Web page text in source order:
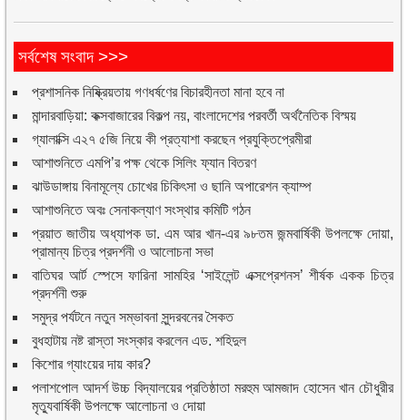
সর্বশেষ সংবাদ >>>
প্রশাসনিক নিষ্ক্রিয়তায় গণধর্ষণের বিচারহীনতা মানা হবে না
মান্দারবাড়িয়া: কক্সবাজারের বিকল্প নয়, বাংলাদেশের পরবর্তী অর্থনৈতিক বিস্ময়
গ্যালাক্সি এ২৭ ৫জি নিয়ে কী প্রত্যাশা করছেন প্রযুক্তিপ্রেমীরা
আশাশুনিতে এমপি’র পক্ষ থেকে সিলিং ফ্যান বিতরণ
ঝাউডাঙ্গায় বিনামূল্যে চোখের চিকিৎসা ও ছানি অপারেশন ক্যাম্প
আশাশুনিতে অবঃ সেনাকল্যাণ সংস্থার কমিটি গঠন
প্রয়াত জাতীয় অধ্যাপক ডা. এম আর খান-এর ৯৮তম জন্মবার্ষিকী উপলক্ষে দোয়া,
প্রামান্য চিত্র প্রদর্শনী ও আলোচনা সভা
বাতিঘর আর্ট স্পেসে ফারিনা সামহির ‘সাইলেন্ট এক্সপ্রেশনস’ শীর্ষক একক চিত্র
প্রদর্শনী শুরু
সমুদ্র পর্যটনে নতুন সম্ভাবনা সুন্দরবনের সৈকত
বুধহাটায় নষ্ট রাস্তা সংস্কার করলেন এড. শহিদুল
কিশোর গ্যাংয়ের দায় কার?
পলাশপোল আদর্শ উচ্চ বিদ্যালয়ের প্রতিষ্ঠাতা মরহুম আমজাদ হোসেন খান চৌধুরীর
মৃত্যুবার্ষিকী উপলক্ষে আলোচনা ও দোয়া